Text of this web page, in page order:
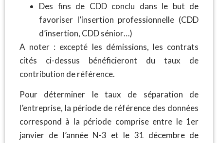
Des fins de CDD conclu dans le but de
favoriser l’insertion professionnelle (CDD
d’insertion, CDD sénior…)
A noter : excepté les démissions, les contrats
cités ci-dessus bénéficieront du taux de
contribution de référence.
Pour déterminer le taux de séparation de
l’entreprise, la période de référence des données
correspond à la période comprise entre le 1er
janvier de l’année N-3 et le 31 décembre de